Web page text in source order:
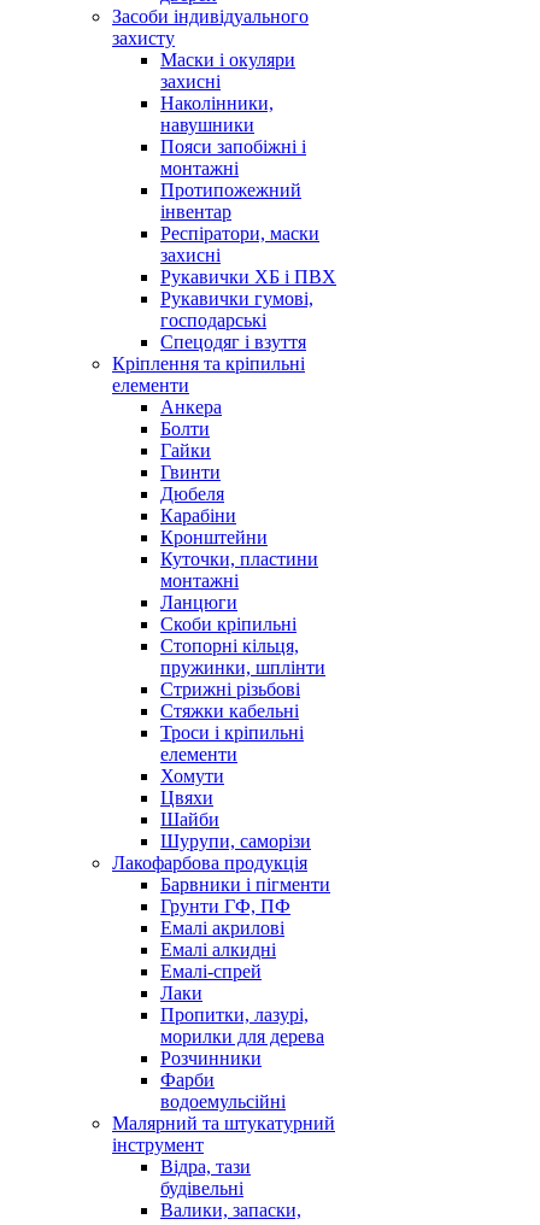
Засоби індивідуального
захисту
Маски і окуляри
захисні
Наколінники,
навушники
Пояси запобіжні і
монтажні
Протипожежний
інвентар
Респіратори, маски
захисні
Рукавички ХБ і ПВХ
Рукавички гумові,
господарські
Спецодяг і взуття
Кріплення та кріпильні
елементи
Анкера
Болти
Гайки
Гвинти
Дюбеля
Карабіни
Кронштейни
Куточки, пластини
монтажні
Ланцюги
Скоби кріпильні
Стопорні кільця,
пружинки, шплінти
Стрижні різьбові
Стяжки кабельні
Троси і кріпильні
елементи
Хомути
Цвяхи
Шайби
Шурупи, саморізи
Лакофарбова продукція
Барвники і пігменти
Грунти ГФ, ПФ
Емалі акрилові
Емалі алкидні
Емалі-спрей
Лаки
Пропитки, лазурі,
морилки для дерева
Розчинники
Фарби
водоемульсійні
Малярний та штукатурний
інструмент
Відра, тази
будівельні
Валики, запаски,